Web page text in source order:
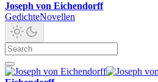
Joseph von Eichendorff
GedichteNovellen